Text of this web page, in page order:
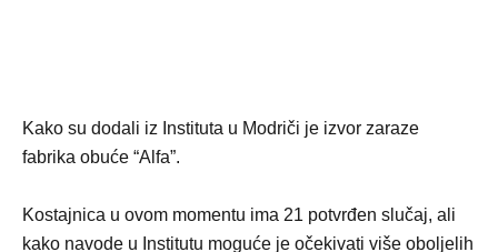
Kako su dodali iz Instituta u Modriči je izvor zaraze
fabrika obuće “Alfa”.
Kostajnica u ovom momentu ima 21 potvrđen slučaj, ali
kako navode u Institutu moguće je očekivati više oboljelih